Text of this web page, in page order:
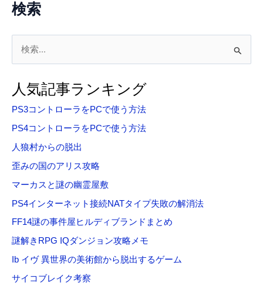
検索
象
:
人気記事ランキング
PS3コントローラをPCで使う方法
PS4コントローラをPCで使う方法
人狼村からの脱出
歪みの国のアリス攻略
マーカスと謎の幽霊屋敷
PS4インターネット接続NATタイプ失敗の解消法
FF14謎の事件屋ヒルディブランドまとめ
謎解きRPG IQダンジョン攻略メモ
Ib イヴ 異世界の美術館から脱出するゲーム
サイコブレイク考察